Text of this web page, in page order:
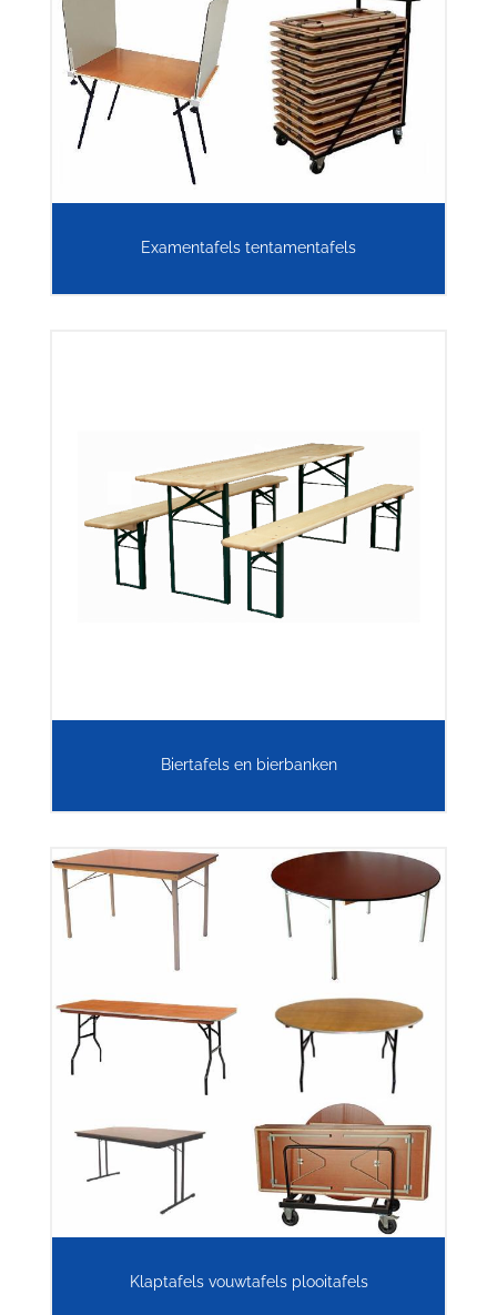
Examentafels tentamentafels
Biertafels en bierbanken
Klaptafels vouwtafels plooitafels